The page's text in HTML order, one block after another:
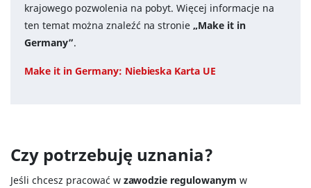
krajowego pozwolenia na pobyt. Więcej informacje na
ten temat można znaleźć na stronie„Make it in
Germany”.
Make it in Germany: Niebieska Karta UE
Czy potrzebuję uznania?
Jeśli chcesz pracować w zawodzie regulowanym w